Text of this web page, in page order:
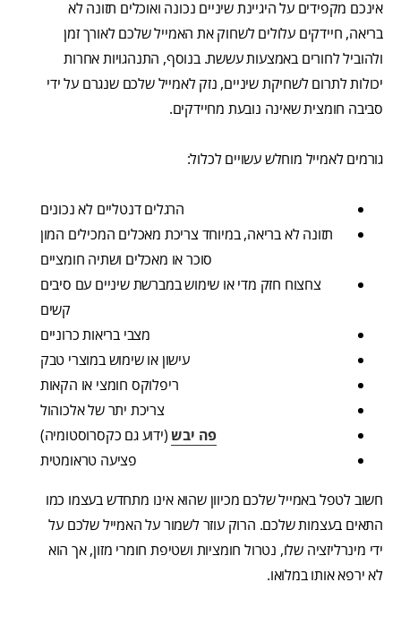
אינכם מקפידים על היגיינת שיניים נכונה ואוכלים תזונה לא
בריאה, חיידקים עלולים לשחוק את האמייל שלכם לאורך זמן
ולהוביל לחורים באמצעות עששת. בנוסף, התנהגויות אחרות
יכולות לתרום לשחיקת שיניים, נזק לאמייל שלכם שנגרם על ידי
סביבה חומצית שאינה נובעת מחיידקים.
גורמים לאמייל מוחלש עשויים לכלול:
הרגלים דנטליים לא נכונים
תזונה לא בריאה, במיוחד צריכת מאכלים המכילים המון
סוכר או מאכלים ושתיה חומציים
צחצוח חזק מדי או שימוש במברשת שיניים עם סיבים
קשים
מצבי בריאות כרוניים
עישון או שימוש במוצרי טבק
ריפלוקס חומצי או הקאות
צריכת יתר של אלכוהול
פה יבש(ידוע גם כקסרוסטומיה)
פציעה טראומטית
חשוב לטפל באמייל שלכם מכיוון שהוא אינו מתחדש בעצמו כמו
התאים בעצמות שלכם. הרוק עוזר לשמור על האמייל שלכם על
ידי מינרליזציה שלו, נטרול חומציות ושטיפת חומרי מזון, אך הוא
לא ירפא אותו במלואו.